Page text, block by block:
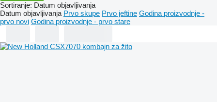
Sortiranje: Datum objavljivanja
Datum objavljivanja Prvo skupe Prvo jeftine Godina proizvodnje -
prvo novi Godina proizvodnje - prvo stare